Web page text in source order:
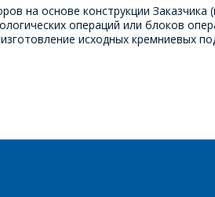
основе конструкции Заказчика
операций или блоков
исходных кремниевых